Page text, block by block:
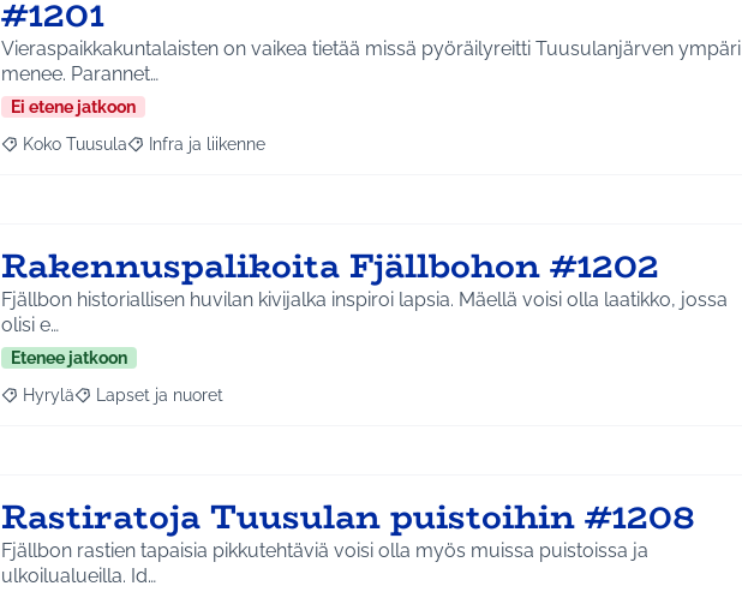
#1201
Vieraspaikkakuntalaisten on vaikea tietää missä pyöräilyreitti Tuusulanjärven ympäri
menee. Parannet…
Ei etene jatkoon
Rajaa tulokset aihepiirin mukaan: Koko Tuusula
Koko Tuusula Rajaa tulokset teeman mukaan: Infra ja liikenne
Infra ja liikenne
Rakennuspalikoita Fjällbohon #1202
Fjällbon historiallisen huvilan kivijalka inspiroi lapsia. Mäellä voisi olla laatikko, jossa
olisi e…
Etenee jatkoon
Rajaa tulokset aihepiirin mukaan: Hyrylä
Hyrylä Rajaa tulokset teeman mukaan: Lapset ja nuoret
Lapset ja nuoret
Rastiratoja Tuusulan puistoihin #1208
Fjällbon rastien tapaisia pikkutehtäviä voisi olla myös muissa puistoissa ja
ulkoilualueilla. Id…